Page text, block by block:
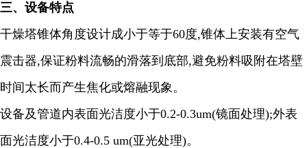
三、 设备特点
干燥塔锥体角度设计成小于等于60度,锥体上安装有空气
震击器,保证粉料流畅的滑落到底部,避免粉料吸附在塔壁
时间太长而产生焦化或熔融现象。
设备及管道内表面光洁度小于0.2-0.3um(镜面处理);外表
面光洁度小于0.4-0.5 um(亚光处理)。